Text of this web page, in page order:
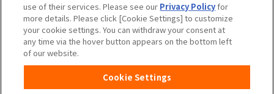
ウェブサイト利用規約 プライバシーポリシー
公式アカウント コミュニティガ
イドライン
障がいの表記について
use of their services. Please see our Privacy Policyfor
more details. Please click [Cookie Settings] to customize
your cookie settings. You can withdraw your consent at
any time via the hover button appears on the bottom left
of our website.
Cookie Settings